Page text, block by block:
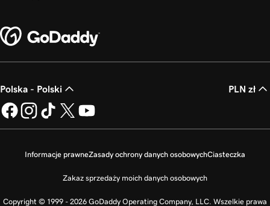
Polska - Polski PLN zł
Informacje prawneZasady ochrony danych osobowychCiasteczka
Zakaz sprzedaży moich danych osobowych
Copyright © 1999 - 2026 GoDaddy Operating Company, LLC. Wszelkie prawa